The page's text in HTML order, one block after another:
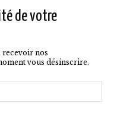
de votre
recevoir nos
vous désinscrire.